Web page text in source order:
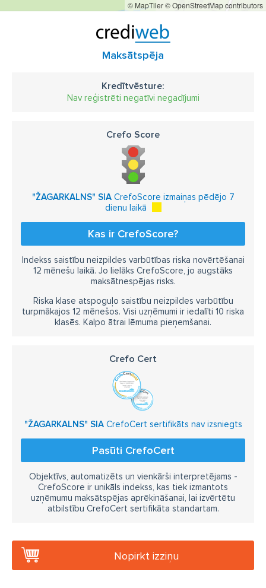
© MapTiler© OpenStreetMap contributors
Maksātspēja
Kredītvēsture:
Nav reģistrēti negatīvi negadījumi
Crefo Score
"ŽAGARKALNS" SIACrefoScore izmaiņas pēdējo 7
dienu laikā
Kas ir CrefoScore?
Indekss saistību neizpildes varbūtības riska novērtēšanai
12 mēnešu laikā. Jo lielāks CrefoScore, jo augstāks
maksātnespējas risks.
Riska klase atspoguļo saistību neizpildes varbūtību
turpmākajos 12 mēnešos. Visi uzņēmumi ir iedalīti 10 riska
klasēs. Kalpo ātrai lēmuma pieņemšanai.
Crefo Cert
"ŽAGARKALNS" SIACrefoCert sertifikāts nav izsniegts
Pasūti CrefoCert
Objektīvs, automatizēts un vienkārši interpretējams -
CrefoScore ir unikāls indekss, kas tiek izmantots
uzņēmumu maksātspējas aprēķināšanai, lai izvērtētu
atbilstību CrefoCert sertifikāta standartam.
Nopirkt izziņu